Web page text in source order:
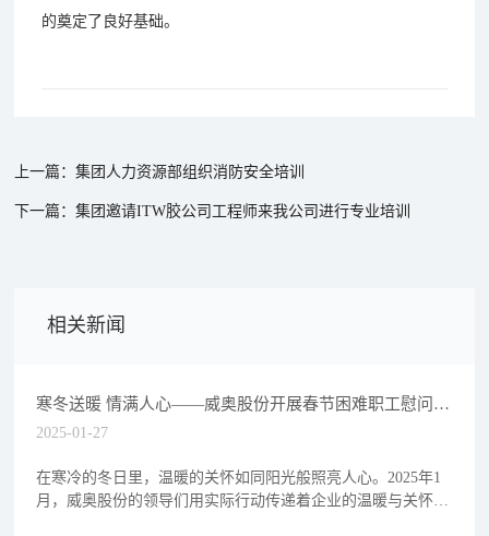
的奠定了良好基础。
上一篇：集团人力资源部组织消防安全培训
下一篇：集团邀请ITW胶公司工程师来我公司进行专业培训
相关新闻
寒冬送暖 情满人心——威奥股份开展春节困难职工慰问活
动
2025-01-27
在寒冷的冬日里，温暖的关怀如同阳光般照亮人心。2025年1
月，威奥股份的领导们用实际行动传递着企业的温暖与关怀，